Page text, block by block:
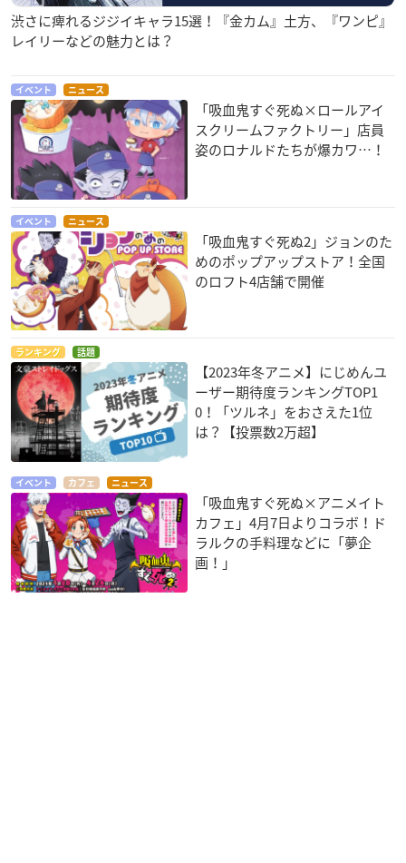
渋さに痺れるジジイキャラ15選！『金カム』土方、『ワンピ』
レイリーなどの魅力とは？
イベント ニュース
「吸血鬼すぐ死ぬ×ロールアイ
スクリームファクトリー」店員
姿のロナルドたちが爆カワ…！
イベント ニュース
「吸血鬼すぐ死ぬ2」ジョンのた
めのポップアップストア！全国
のロフト4店舗で開催
ランキング 話題
【2023年冬アニメ】にじめんユ
ーザー期待度ランキングTOP1
0！「ツルネ」をおさえた1位
は？【投票数2万超】
イベント カフェ ニュース
「吸血鬼すぐ死ぬ×アニメイト
カフェ」4月7日よりコラボ！ド
ラルクの手料理などに「夢企
画！」